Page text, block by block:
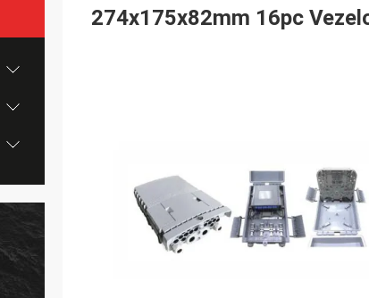
274x175x82mm 16pc